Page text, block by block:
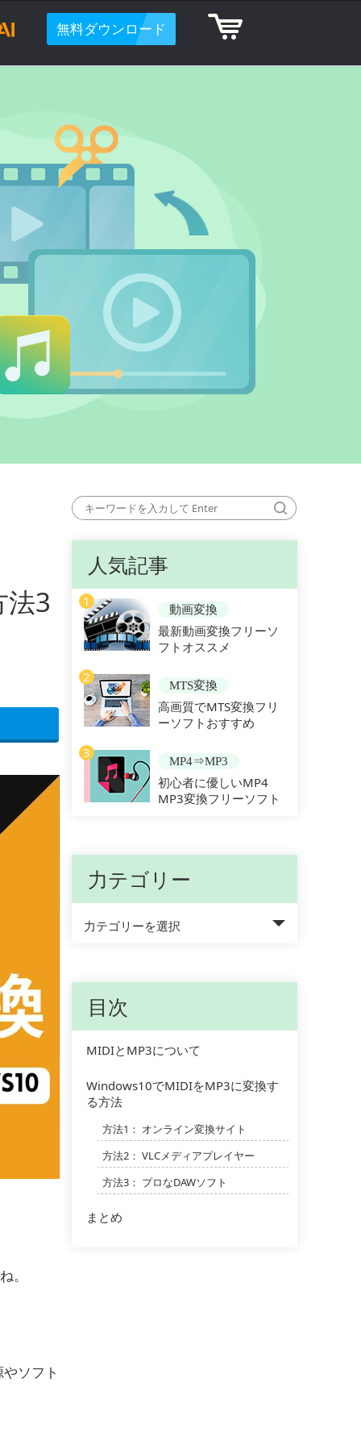
無料ダウンロード
3
。
ソフト
人気記事
1
動画変換
最新動画変換フリーソ
フトオススメ
2
MTS変換
高画質でMTS変換フリ
ーソフトおすすめ
3
MP4⇒MP3
初心者に優しいMP4
MP3変換フリーソフト
力テゴリー
力テゴリーを選択
目次
MIDIとMP3について
Windows10でMIDIをMP3に変換す
る方法
方法1： オンライン変換サイト
方法2： VLCメディアプレイヤー
方法3： プロなDAWソフト
まとめ